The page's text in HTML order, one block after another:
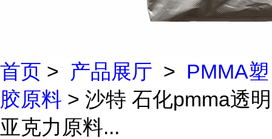
首页 > 产品展厅 > PMMA塑
胶原料 > 沙特 石化pmma透明
亚克力原料...